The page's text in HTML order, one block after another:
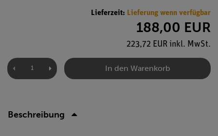
Lieferzeit: Lieferung wenn verfügbar
188,00 EUR
223,72 EUR inkl. MwSt.
In den Warenkorb
Beschreibung